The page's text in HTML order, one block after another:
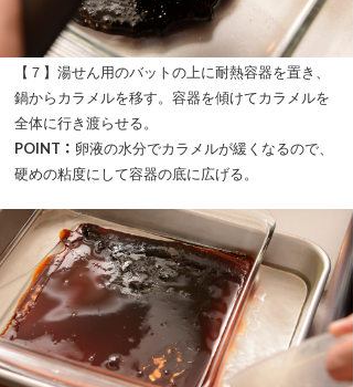
【７】湯せん用のバットの上に耐熱容器を置き、
鍋からカラメルを移す。容器を傾けてカラメルを
全体に行き渡らせる。
POINT： 卵液の水分でカラメルが緩くなるので、
硬めの粘度にして容器の底に広げる。